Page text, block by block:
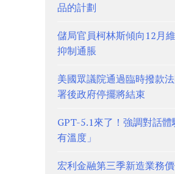
品的計劃
儲局官員柯林斯傾向12月
抑制通脹
美國眾議院通過臨時撥款
署後政府停擺將結束
GPT-5.1來了！強調對話
有溫度」
宏利金融第三季新造業務